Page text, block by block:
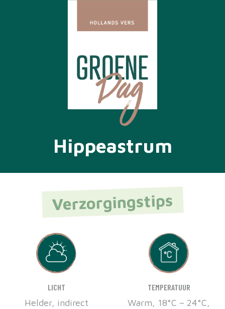
Hippeastrum
Verzorgingstips
LICHT
Helder, indirect
TEMPERATUUR
Warm, 18°C – 24°C,